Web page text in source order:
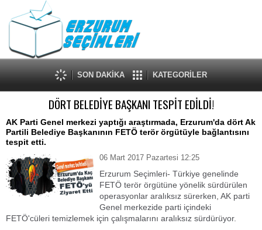
SON DAKİKA KATEGORİLER
DÖRT BELEDİYE BAŞKANI TESPİT EDİLDİ!
AK Parti Genel merkezi yaptığı araştırmada, Erzurum'da dört Ak
Partili Belediye Başkanının FETÖ terör örgütüyle bağlantısını
tespit etti.
06 Mart 2017 Pazartesi 12:25
Erzurum Seçimleri- Türkiye genelinde
FETÖ terör örgütüne yönelik sürdürülen
operasyonlar aralıksız sürerken, AK parti
Genel merkezide parti içindeki
FETÖ'cüleri temizlemek için çalışmalarını aralıksız sürdürüyor.